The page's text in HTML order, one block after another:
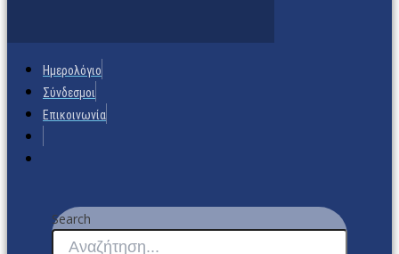
Ημερολόγιο
Σύνδεσμοι
Επικοινωνία
Search